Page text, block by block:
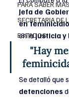
PARA SABER MAS
SECRETARIA DE
ESTADOS
Jefa de
en
en la justicia y
"Hay
Se detalló que
detenciones